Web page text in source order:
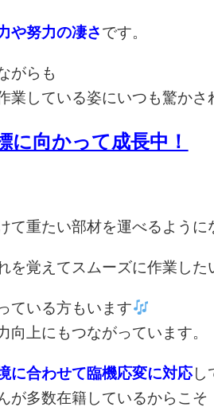
や努力の凄さです。
がらも
業している姿にいつも驚かさ
に向かって成長中！
て重たい部材を運べるよう
を覚えてスムーズに作業した
ている方もいます
向上にもつながっています。
に合わせて臨機応変に対応し
が多数在籍しているからこそ